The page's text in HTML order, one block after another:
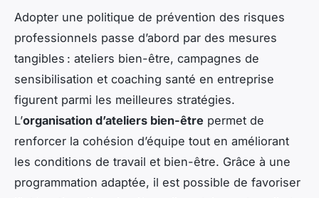
Adopter une politique de prévention des risques
professionnels passe d’abord par des mesures
tangibles : ateliers bien-être, campagnes de
sensibilisation et coaching santé en entreprise
figurent parmi les meilleures stratégies.
L’organisation d’ateliers bien-être permet de
renforcer la cohésion d’équipe tout en améliorant
les conditions de travail et bien-être. Grâce à une
programmation adaptée, il est possible de favoriser